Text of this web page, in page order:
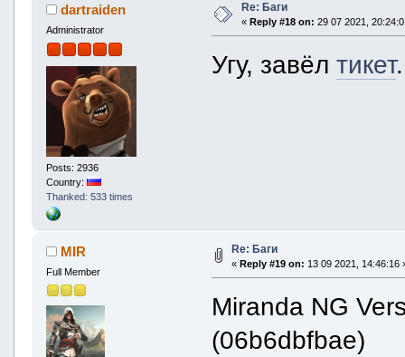
dartraiden
Administrator
Posts: 2936
Country:
Thanked: 533 times
Re: Баги
« Reply #18 on: 29 07 2021,
Угу, завёлтикет.
MIR
Full Member
Re: Баги
« Reply #19 on: 13 09 2021, 14:46:16
Miranda NG
(06b6dbfbae)